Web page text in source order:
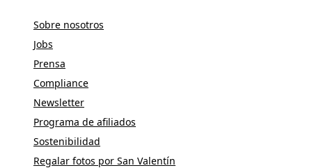
Sobre nosotros
Jobs
Prensa
Compliance
Newsletter
Programa de afiliados
Sostenibilidad
Regalar fotos por San Valentín